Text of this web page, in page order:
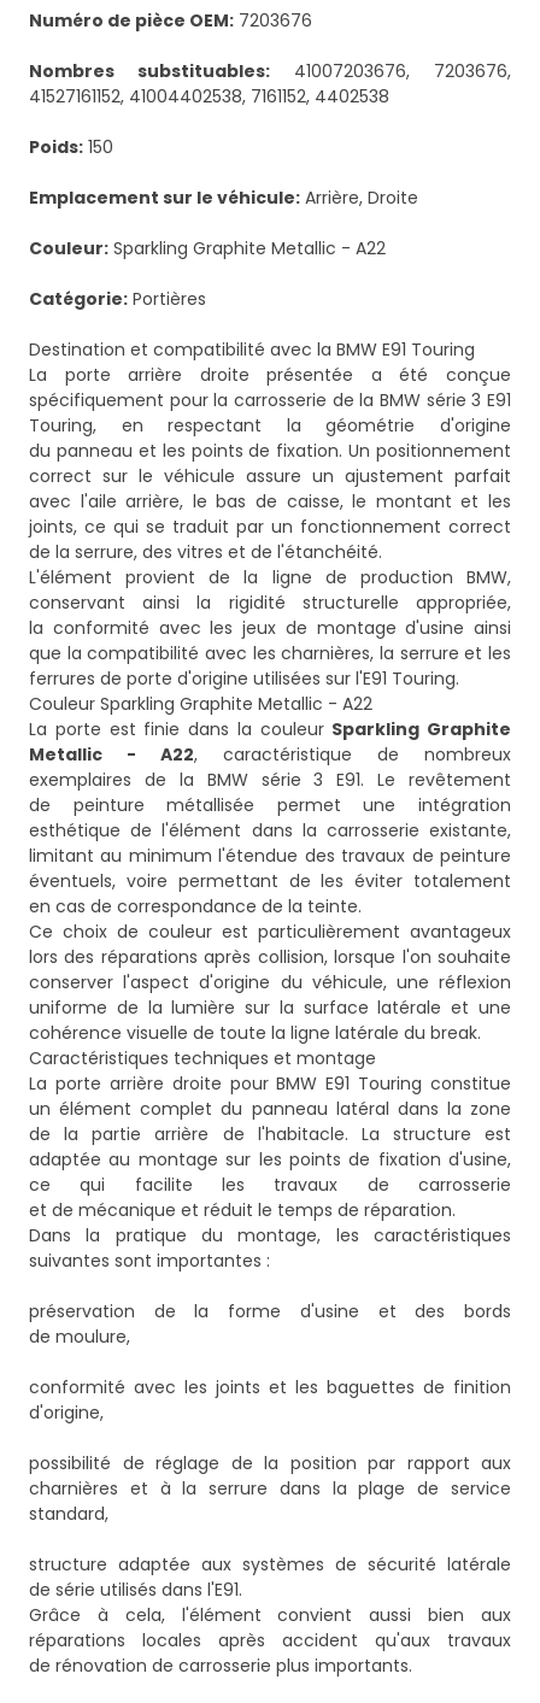
Numéro de pièce OEM: 7203676
Nombres substituables: 41007203676, 7203676,
41527161152, 41004402538, 7161152, 4402538
Poids: 150
Emplacement sur le véhicule: Arrière, Droite
Couleur: Sparkling Graphite Metallic - A22
Catégorie: Portières
Destination et compatibilité avec la BMW E91 Touring
La porte arrière droite présentée a été conçue
spécifiquement pour la carrosserie de la BMW série 3 E91
Touring, en respectant la géométrie d'origine
du panneau et les points de fixation. Un positionnement
correct sur le véhicule assure un ajustement parfait
avec l'aile arrière, le bas de caisse, le montant et les
joints, ce qui se traduit par un fonctionnement correct
de la serrure, des vitres et de l'étanchéité.
L'élément provient de la ligne de production BMW,
conservant ainsi la rigidité structurelle appropriée,
la conformité avec les jeux de montage d'usine ainsi
que la compatibilité avec les charnières, la serrure et les
ferrures de porte d'origine utilisées sur l'E91 Touring.
Couleur Sparkling Graphite Metallic - A22
La porte est finie dans la couleur Sparkling Graphite
Metallic - A22, caractéristique de nombreux
exemplaires de la BMW série 3 E91. Le revêtement
de peinture métallisée permet une intégration
esthétique de l'élément dans la carrosserie existante,
limitant au minimum l'étendue des travaux de peinture
éventuels, voire permettant de les éviter totalement
en cas de correspondance de la teinte.
Ce choix de couleur est particulièrement avantageux
lors des réparations après collision, lorsque l'on souhaite
conserver l'aspect d'origine du véhicule, une réflexion
uniforme de la lumière sur la surface latérale et une
cohérence visuelle de toute la ligne latérale du break.
Caractéristiques techniques et montage
La porte arrière droite pour BMW E91 Touring constitue
un élément complet du panneau latéral dans la zone
de la partie arrière de l'habitacle. La structure est
adaptée au montage sur les points de fixation d'usine,
ce qui facilite les travaux de carrosserie
et de mécanique et réduit le temps de réparation.
Dans la pratique du montage, les caractéristiques
suivantes sont importantes :
préservation de la forme d'usine et des bords
de moulure,
conformité avec les joints et les baguettes de finition
d'origine,
possibilité de réglage de la position par rapport aux
charnières et à la serrure dans la plage de service
standard,
structure adaptée aux systèmes de sécurité latérale
de série utilisés dans l'E91.
Grâce à cela, l'élément convient aussi bien aux
réparations locales après accident qu'aux travaux
de rénovation de carrosserie plus importants.